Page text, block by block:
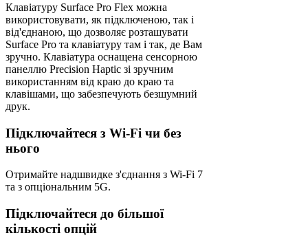
Клавіатуру Surface Pro Flex можна
використовувати, як підключеною, так і
від'єднаною, що дозволяє розташувати
Surface Pro та клавіатуру там і так, де Вам
зручно. Клавіатура оснащена сенсорною
панеллю Precision Haptic зі зручним
використанням від краю до краю та
клавішами, що забезпечують безшумний
друк.
Підключайтеся з Wi-Fi чи без
нього
Отримайте надшвидке з'єднання з Wi-Fi 7
та з опціональним 5G.
Підключайтеся до більшої
кількості опцій